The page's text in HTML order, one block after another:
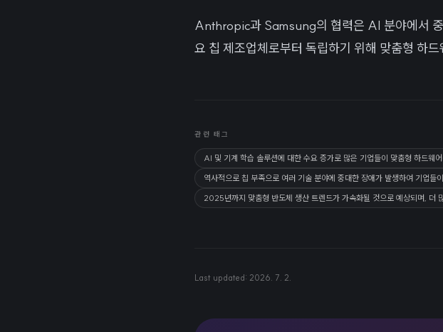
Anthropic과 Samsung의 협력은 AI 분야에서
요 칩 제조업체로부터 독립하기 위해 맞춤형 하
관련 태그
AI 및 기계 학습 솔루션에 대한 수요 증가로 많은 기업들이 맞춤형 하드웨
역사적으로 칩 부족으로 여러 기술 분야에 중대한 장애가 발생하여 기업들
2025년까지 맞춤형 반도체 생산 트렌드가 가속화될 것으로 예상되며, 더
Last updated: 2026. 7. 2.